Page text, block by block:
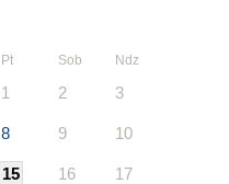
Pt Sob Ndz
1 2 3
8 9 10
15 16 17